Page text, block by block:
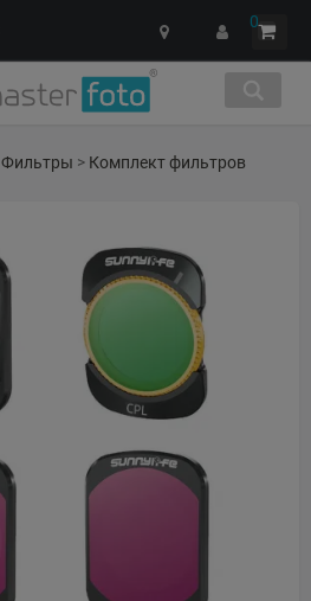
0
Фильтры > Комплект фильтров